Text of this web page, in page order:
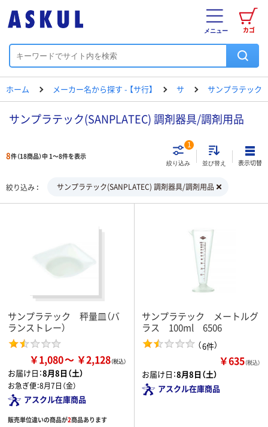
カゴ
メニュー
ホーム メーカー名から探す - 【サ行】 サ サンプラテック
サンプラテック(SANPLATEC) 調剤器具/調剤用品
8件（18商品）中 1～8件を表示
絞り込み
1
並び替え 表示切替
絞り込み サンプラテック(SANPLATEC) 調剤器具/調剤用品
サンプラテック 秤量皿（バ
ランストレー）
￥1,080 ￥2,128
お届け日：8月8日（土）
お急ぎ便：8月7日（金）
アスクル在庫商品
販売単位違いの商品が2商品あります
サンプラテック メートルグ
ラス 100ml 6506
（6件）
￥635（税込）
お届け日：8月8日（土）
アスクル在庫商品